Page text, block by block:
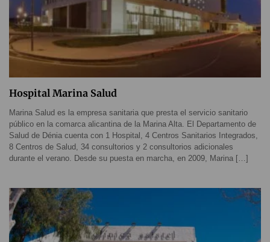
Hospital Marina Salud
Marina Salud es la empresa sanitaria que presta el servicio sanitario
público en la comarca alicantina de la Marina Alta. El Departamento de
Salud de Dénia cuenta con 1 Hospital, 4 Centros Sanitarios Integrados,
8 Centros de Salud, 34 consultorios y 2 consultorios adicionales
durante el verano. Desde su puesta en marcha, en 2009, Marina […]